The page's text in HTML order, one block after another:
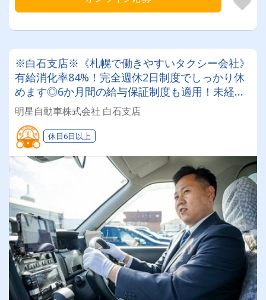
※白石支店※《札幌で働きやすいタクシー会社》
有給消化率84%！完全週休2日制度でしっかり休
めます◎6か月間の給与保証制度も適用！未経験
でも安心して乗務スタート☆2種免許取得支援も
受けれます！
明星自動車株式会社 白石支店
休日6日以上